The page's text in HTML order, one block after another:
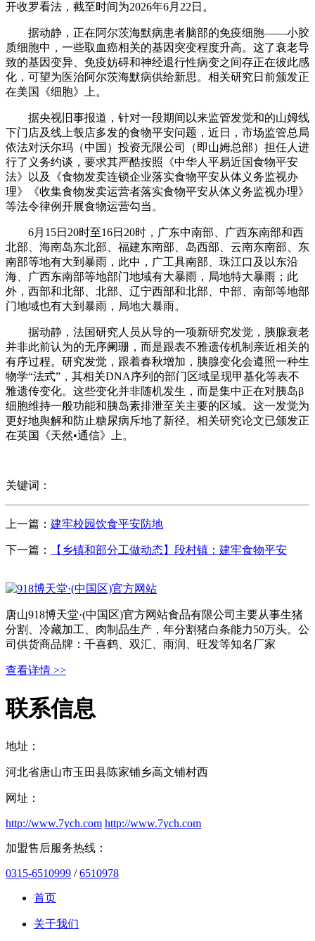
开收罗看法，截至时间为2026年6月22日。
据动静，正在阿尔茨海默病患者脑部的免疫细胞——小胶
质细胞中，一些取血癌相关的基因突变程度升高。这了衰老导
致的基因变异、免疫妨碍和神经退行性病变之间存正在彼此感
化，可望为医治阿尔茨海默病供给新思。相关研究日前颁发正
在美国《细胞》上。
据央视旧事报道，针对一段期间以来监管发觉和的山姆线
下门店及线上彀店多发的食物平安问题，近日，市场监管总局
依法对沃尔玛（中国）投资无限公司（即山姆总部）担任人进
行了义务约谈，要求其严酷按照《中华人平易近国食物平安
法》以及《食物发卖连锁企业落实食物平安从体义务监视办
理》《收集食物发卖运营者落实食物平安从体义务监视办理》
等法令律例开展食物运营勾当。
6月15日20时至16日20时，广东中南部、广西东南部和西
北部、海南岛东北部、福建东南部、岛西部、云南东南部、东
南部等地有大到暴雨，此中，广工具南部、珠江口及以东沿
海、广西东南部等地部门地域有大暴雨，局地特大暴雨；此
外，西部和北部、北部、辽宁西部和北部、中部、南部等地部
门地域也有大到暴雨，局地大暴雨。
据动静，法国研究人员从导的一项新研究发觉，胰腺衰老
并非此前认为的无序阑珊，而是跟表不雅遗传机制亲近相关的
有序过程。研究发觉，跟着春秋增加，胰腺变化会遵照一种生
物学“法式”，其相关DNA序列的部门区域呈现甲基化等表不
雅遗传变化。这些变化并非随机发生，而是集中正在对胰岛β
细胞维持一般功能和胰岛素排泄至关主要的区域。这一发觉为
更好地舆解和防止糖尿病斥地了新径。相关研究论文已颁发正
在英国《天然•通信》上。
关键词：
上一篇： 建牢校园饮食平安防地
下一篇： 【乡镇和部分工做动态】段村镇：建牢食物平安
唐山918博天堂·(中国区)官方网站食品有限公司主要从事生猪
分割、冷藏加工、肉制品生产，年分割猪白条能力50万头。公
司供货商品牌：千喜鹤、双汇、雨润、旺发等知名厂家
查看详情 >>
联系信息
地址：
河北省唐山市玉田县陈家铺乡高文铺村西
网址：
http://www.7ych.com http://www.7ych.com
加盟售后服务热线：
0315-6510999 /6510978
首页
关于我们